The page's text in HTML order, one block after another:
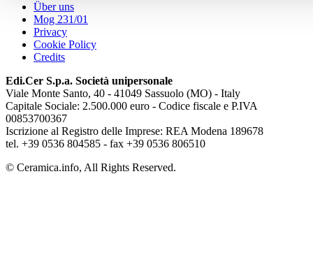
Über uns
Mog 231/01
Privacy
Cookie Policy
Credits
Edi.Cer S.p.a. Società unipersonale
Viale Monte Santo, 40 - 41049 Sassuolo (MO) - Italy
Capitale Sociale: 2.500.000 euro - Codice fiscale e P.IVA
00853700367
Iscrizione al Registro delle Imprese: REA Modena 189678
tel. +39 0536 804585 - fax +39 0536 806510
© Ceramica.info, All Rights Reserved.